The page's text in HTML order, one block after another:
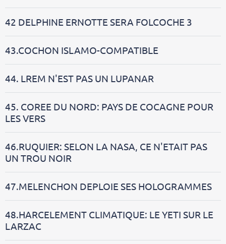
42 DELPHINE ERNOTTE SERA FOLCOCHE 3
43.COCHON ISLAMO-COMPATIBLE
44. LREM N'EST PAS UN LUPANAR
45. COREE DU NORD: PAYS DE COCAGNE POUR
LES VERS
46.RUQUIER: SELON LA NASA, CE N'ETAIT PAS
UN TROU NOIR
47.MELENCHON DEPLOIE SES HOLOGRAMMES
48.HARCELEMENT CLIMATIQUE: LE YETI SUR LE
LARZAC